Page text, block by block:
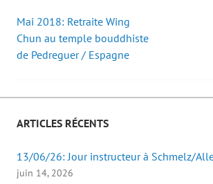
Post
navigation
Mai 2018: Retraite Wing
Chun au temple bouddhiste
de Pedreguer / Espagne
ARTICLES RÉCENTS
13/06/26: Jour instructeur à Schmelz/
juin 14, 2026